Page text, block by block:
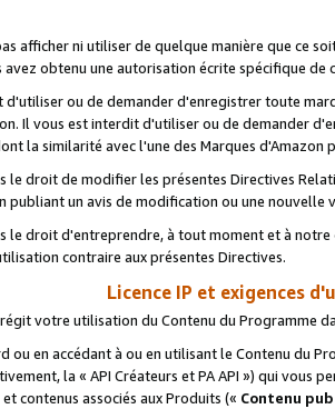
afficher ni utiliser de quelque manière que ce
avez obtenu une autorisation écrite spécifique de
d'utiliser ou de demander d'enregistrer toute
Il vous est interdit d'utiliser ou de demander
la similarité avec l'une des Marques
le droit de modifier les présentes Directives
publiant un avis de modification ou une nouvelle
le droit d'entreprendre, à tout moment et à
contraire aux présentes Directives.
Licence IP et exigences
régit votre utilisation du Contenu du Programme
ou en accédant à ou en utilisant le Contenu du
la « API Créateurs et PA API ») qui vous
contenus associés aux Produits (« Contenu